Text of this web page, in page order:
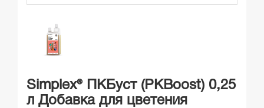
Simplex® ПКБуст (PKBoost) 0,25
л Добавка для цветения